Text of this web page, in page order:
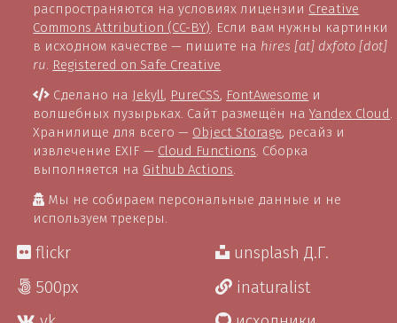
распространяются на условиях лицензии Creative
Commons Attribution (CC-BY). Если вам нужны картинки
в исходном качестве — пишите на hires [at] dxfoto [dot]
ru. Registered on Safe Creative
Сделано на Jekyll, PureCSS, FontAwesome и
волшебных пузырьках. Сайт размещён наYandex Cloud .
Хранилище для всего — Object Storage, ресайз и
извлечение EXIF — Cloud Functions. Сборка
выполняется на Github Actions.
Мы не собираем персональные данные и не
используем трекеры.
flickr
500px
unsplash Д.Г.
inaturalist